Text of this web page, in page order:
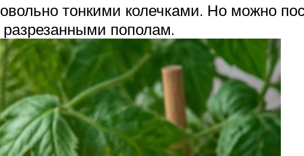
тонкими колечками. Но можно
пополам.